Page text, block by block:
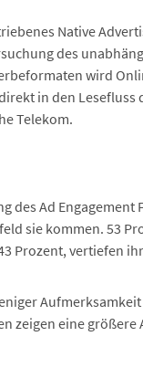
Native
des
wird
in den Lesefluss
Telekom.
des Ad Engagement
sie kommen. 53
Prozent, vertiefen
zeigen eine größere